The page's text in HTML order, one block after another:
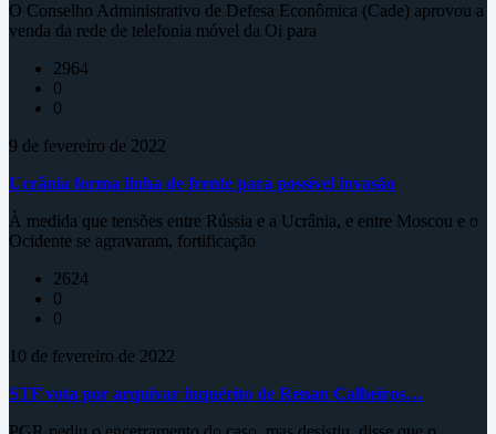
O Conselho Administrativo de Defesa Econômica (Cade) aprovou a
venda da rede de telefonia móvel da Oi para
2964
0
0
9 de fevereiro de 2022
Ucrânia forma linha de frente para possível invasão
À medida que tensões entre Rússia e a Ucrânia, e entre Moscou e o
Ocidente se agravaram, fortificação
2624
0
0
10 de fevereiro de 2022
STF vota por arquivar inquérito de Renan Calheiros…